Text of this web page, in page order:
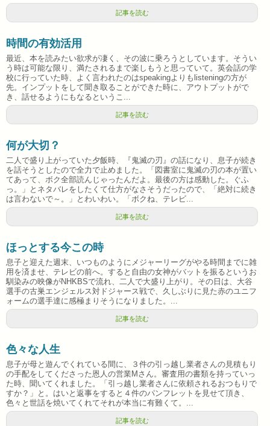
記事を読む
時間の有効活用
最近、本を読みたい欲求が凄く、その波に乗ろうとしています。そうい
う時は可能な限り、満たされるまで楽しもうと思っていて。英会話の学
校に行っていた時、よく言われたのはspeakingよりもlisteningの方が
先。インプットをして聞き取ることができた時に、アウトプットがで
き、話せるようにもなるというこ...
記事を読む
何が大切？
二人で盛り上がっていた夕飯時、『鬼滅の刃』の話になり、息子が続き
を話そうとしたので全力で止めました。「図書室に鬼滅の刃の本が置い
てあって、ボク全部読んじゃったんだよ。最後の方は感動した。ぐふ
っ。」とネタバレをしたくて仕方がなさそうだったので、「絶対に続き
は言わないで～。」とわいわい。「ボクね、テレビ...
記事を読む
ほっとする今この時
息子と迎えた週末、いつものようにメジャーリーグがやる時間までに雑
用を済ませ、テレビの前へ。すると自由の女神がバットを振るというお
馴染みの映像がNHKBSで流れ、二人で大盛り上がり。その日は、大谷
選手の古巣エンジェルス対ドジャース戦で、久しぶりに見た赤のユニフ
ォームの選手達に感極まりそうになりました。...
記事を読む
色々な人生
息子が母と遊んでくれている間に、３件の引っ越し業者さんの見積もり
の手配をしてくださった恩人の営業Mさん。審査用の書類を持っていっ
た時、聞いてくれました。「引っ越し業者さんに依頼されるおつもりで
すか？」と。はいと返事をすると４件のパンフレットを見せて頂き、
色々と世話を焼いてくれてそれが本当に有難くて。...
記事を読む